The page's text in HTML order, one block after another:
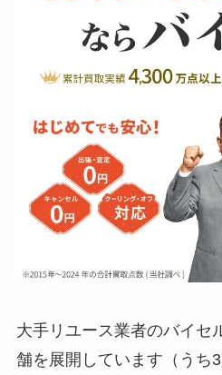
大手リユース業者のバイセ
舗を展開しています（うち